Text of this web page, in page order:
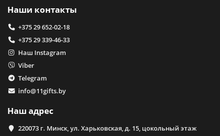
Наши контакты
+375 29 652-02-18
+375 29 339-46-33
Наш Instagram
Viber
Telegram
info@11gifts.by
Наш адрес
220073 г. Минск, ул. Харьковская, д. 15, цокольный этаж